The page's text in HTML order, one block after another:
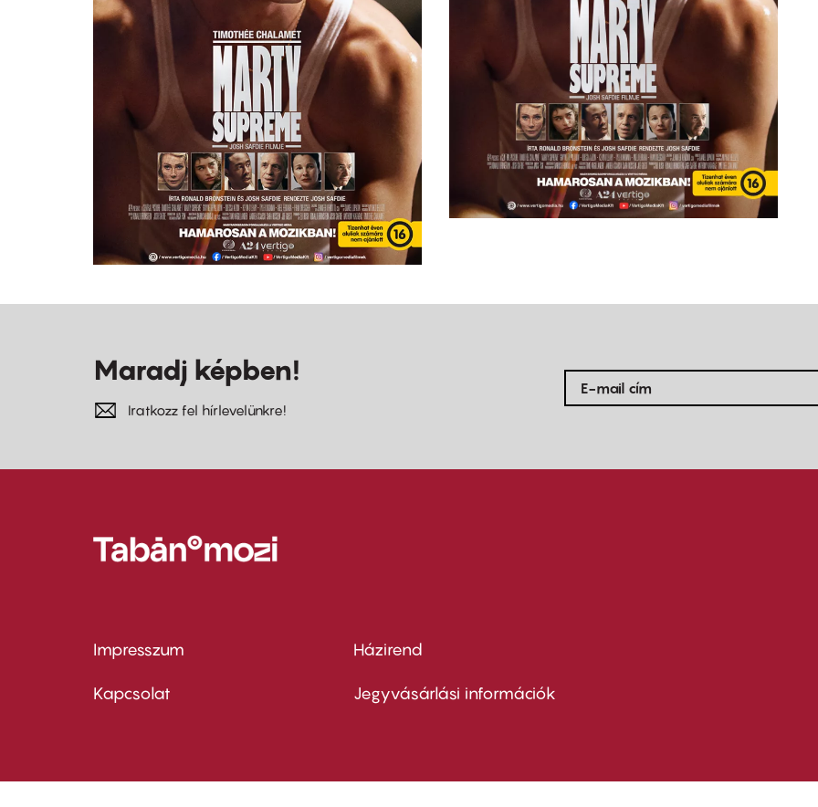
Maradj képben!
Iratkozz fel hírlevelünkre!
Footer
menu
Impresszum
Kapcsolat
Footer
menu
Házirend
Jegyvásárlási információk